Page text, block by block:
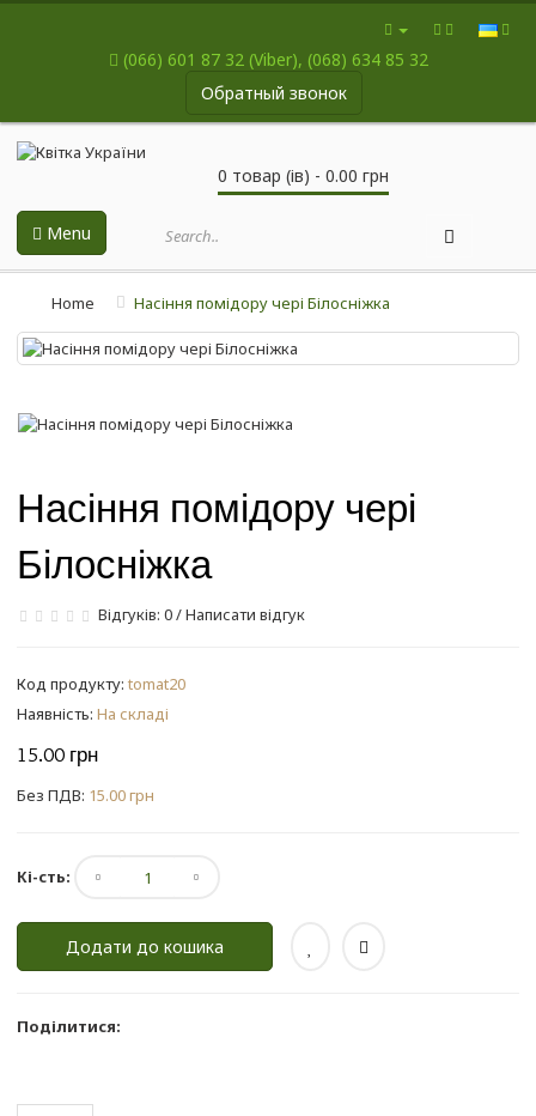
(066) 601 87 32 (Viber), (068) 634 85 32
Обратный звонок
0 товар (ів) - 0.00 грн
Menu
Home Насіння помідору чері Білосніжка
Насіння помідору чері
Білосніжка
Відгуків: 0/Написати відгук
Код продукту: tomat20
Наявність: На складі
15.00 грн
Без ПДВ: 15.00 грн
Кі-сть:
Додати до кошика
Поділитися: